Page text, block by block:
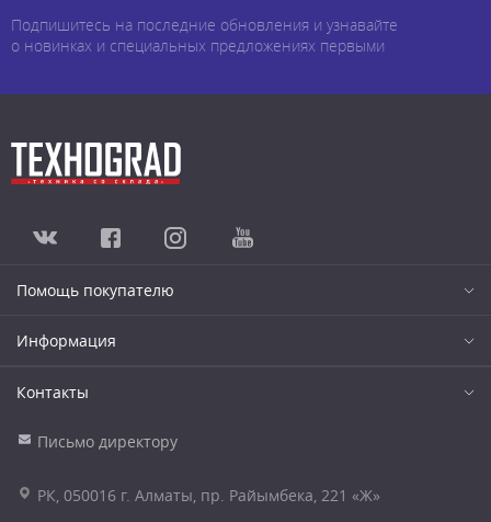
Подпишитесь на последние обновления и узнавайте
о новинках и специальных предложениях первыми
Помощь покупателю
Информация
Контакты
Письмо директору
РК, 050016 г. Алматы, пр. Райымбека, 221 «Ж»